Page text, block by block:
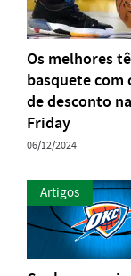
Os melhores
basquete com
de desconto
Friday
06/12/2024
Artigos